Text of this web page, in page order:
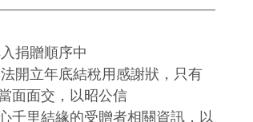
捐贈順序中
開立年底結稅用感謝狀，只有
面面交，以昭公信
千里結緣的受贈者相關資訊，以